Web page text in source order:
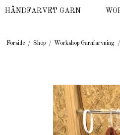
HÅNDFARVET GARN
Forside / Shop / Workshop Garnfarvning /